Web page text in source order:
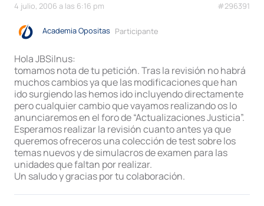
4 julio, 2006 a las 6:16 pm #296391
Academia Opositas Participante
Hola JBSilnus:
tomamos nota de tu petición. Tras la revisión no habrá
muchos cambios ya que las modificaciones que han
ido surgiendo las hemos ido incluyendo directamente
pero cualquier cambio que vayamos realizando os lo
anunciaremos en el foro de “Actualizaciones Justicia”.
Esperamos realizar la revisión cuanto antes ya que
queremos ofreceros una colección de test sobre los
temas nuevos y de simulacros de examen para las
unidades que faltan por realizar.
Un saludo y gracias por tu colaboración.